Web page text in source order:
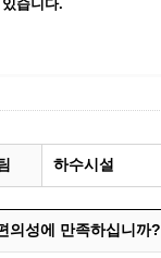
건의
있습니다.
하수시설
의성에 만족하십니까?